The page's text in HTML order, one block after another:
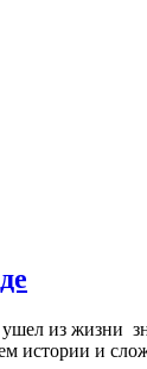
ушел из
и